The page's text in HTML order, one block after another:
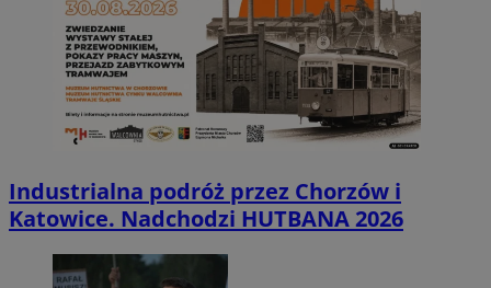
Industrialna podróż przez Chorzów i
Katowice. Nadchodzi HUTBANA 2026